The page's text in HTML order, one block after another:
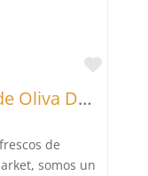
Productos Gourmet Verde Oliva Delicatessen
de
somos un